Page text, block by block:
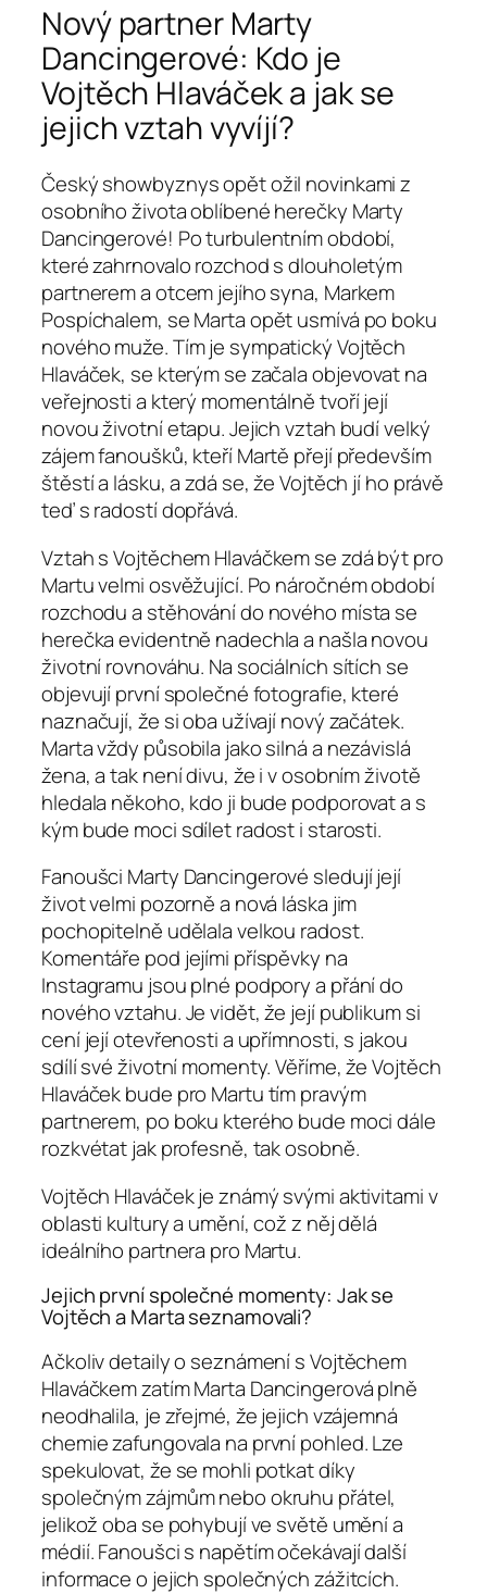
Nový partner Marty
Dancingerové: Kdo je
Vojtěch Hlaváček a jak se
jejich vztah vyvíjí?
Český showbyznys opět ožil novinkami z
osobního života oblíbené herečky Marty
Dancingerové! Po turbulentním období,
které zahrnovalo rozchod s dlouholetým
partnerem a otcem jejího syna, Markem
Pospíchalem, se Marta opět usmívá po boku
nového muže. Tím je sympatický Vojtěch
Hlaváček, se kterým se začala objevovat na
veřejnosti a který momentálně tvoří její
novou životní etapu. Jejich vztah budí velký
zájem fanoušků, kteří Martě přejí především
štěstí a lásku, a zdá se, že Vojtěch jí ho právě
teď s radostí dopřává.
Vztah s Vojtěchem Hlaváčkem se zdá být pro
Martu velmi osvěžující. Po náročném období
rozchodu a stěhování do nového místa se
herečka evidentně nadechla a našla novou
životní rovnováhu. Na sociálních sítích se
objevují první společné fotografie, které
naznačují, že si oba užívají nový začátek.
Marta vždy působila jako silná a nezávislá
žena, a tak není divu, že i v osobním životě
hledala někoho, kdo ji bude podporovat a s
kým bude moci sdílet radost i starosti.
Fanoušci Marty Dancingerové sledují její
život velmi pozorně a nová láska jim
pochopitelně udělala velkou radost.
Komentáře pod jejími příspěvky na
Instagramu jsou plné podpory a přání do
nového vztahu. Je vidět, že její publikum si
cení její otevřenosti a upřímnosti, s jakou
sdílí své životní momenty. Věříme, že Vojtěch
Hlaváček bude pro Martu tím pravým
partnerem, po boku kterého bude moci dále
rozkvétat jak profesně, tak osobně.
Vojtěch Hlaváček je známý svými aktivitami v
oblasti kultury a umění, což z něj dělá
ideálního partnera pro Martu.
Jejich první společné momenty: Jak se
Vojtěch a Marta seznamovali?
Ačkoliv detaily o seznámení s Vojtěchem
Hlaváčkem zatím Marta Dancingerová plně
neodhalila, je zřejmé, že jejich vzájemná
chemie zafungovala na první pohled. Lze
spekulovat, že se mohli potkat díky
společným zájmům nebo okruhu přátel,
jelikož oba se pohybují ve světě umění a
médií. Fanoušci s napětím očekávají další
informace o jejich společných zážitcích.